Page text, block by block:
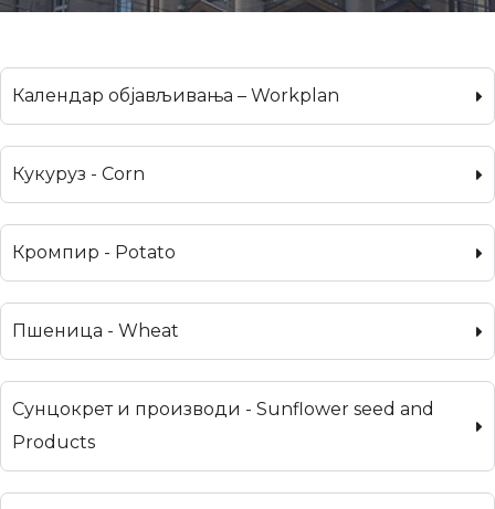
Календар објављивања – Workplan
Кукуруз - Corn
Кромпир - Potato
Пшеница - Wheat
Сунцокрет и производи - Sunflower seed and
Products